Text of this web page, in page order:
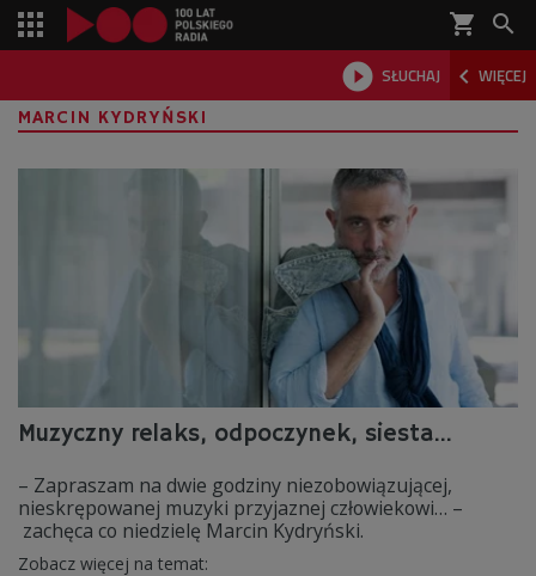
shopping_cart 
 SŁUCHAJ  WIĘCEJ

MARCIN KYDRYŃSKI
Muzyczny relaks, odpoczynek, siesta...
– Zapraszam na dwie godziny niezobowiązującej,
nieskrępowanej muzyki przyjaznej człowiekowi… –
zachęca co niedzielę Marcin Kydryński.
Zobacz więcej na temat: